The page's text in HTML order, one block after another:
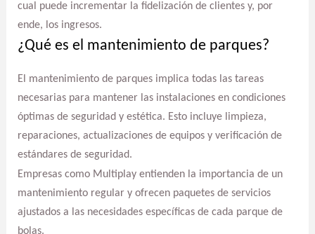
cual puede incrementar la fidelización de clientes y, por
ende, los ingresos.
¿Qué es el mantenimiento de parques?
El mantenimiento de parques implica todas las tareas
necesarias para mantener las instalaciones en condiciones
óptimas de seguridad y estética. Esto incluye limpieza,
reparaciones, actualizaciones de equipos y verificación de
estándares de seguridad.
Empresas como Multiplay entienden la importancia de un
mantenimiento regular y ofrecen paquetes de servicios
ajustados a las necesidades específicas de cada parque de
bolas.